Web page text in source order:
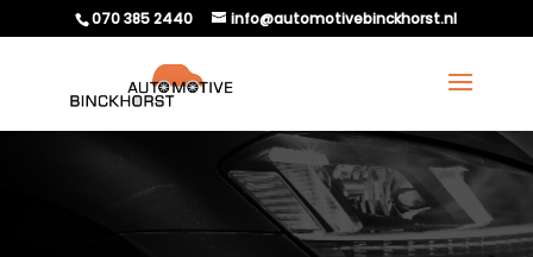
070 385 2440 info@automotivebinckhorst.nl
WAAROM KUNNEN